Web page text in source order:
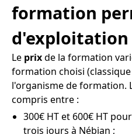
formation
d'exploitation
Le prixde la formation
formation choisi
l'organisme de formation.
compris entre :
300€ HT et 600€ HT
trois jours à Nébian ;